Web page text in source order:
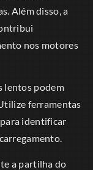
Além disso, a
nos motores
lentos podem
ferramentas
identificar
a partilha do